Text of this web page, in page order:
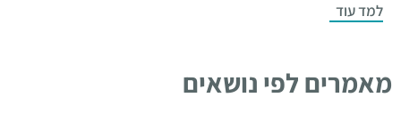
למד עוד
מאמרים לפי נושאים